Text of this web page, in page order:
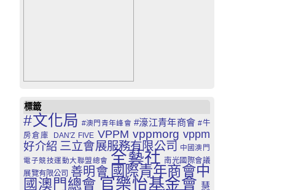
標籤
#文化局 #澳門青年峰會 #濠江青年商會 #牛
房倉庫
DAN'Z FIVE VPPM vppmorg vppm
好介紹 三立會展服務有限公司
中國澳門
電子競技運動大聯盟總會 全藝社 南光國際會議
展覽有限公司 善明會 國際青年商會中
國澳門總會 官樂怡基金會 慧